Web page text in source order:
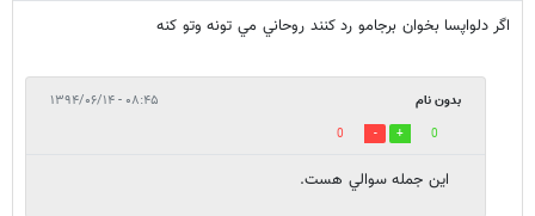
اگر دلواپسا بخوان برجامو رد كنند روحاني مي تونه وتو كنه
بدون نام ۰۸:۴۵ - ۱۳۹۴/۰۶/۱۴
0
0
اين جمله سوالي هست.